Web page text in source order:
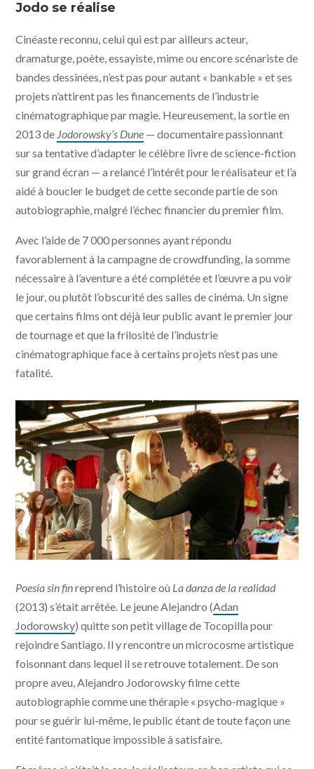
Jodo se réalise
Cinéaste reconnu, celui qui est par ailleurs acteur,
dramaturge, poète, essayiste, mime ou encore scénariste de
bandes dessinées, n’est pas pour autant « bankable » et ses
projets n’attirent pas les financements de l’industrie
cinématographique par magie. Heureusement, la sortie en
2013 de Jodorowsky’s Dune — documentaire passionnant
sur sa tentative d’adapter le célèbre livre de science-fiction
sur grand écran — a relancé l’intérêt pour le réalisateur et l’a
aidé à boucler le budget de cette seconde partie de son
autobiographie, malgré l’échec financier du premier film.
Avec l’aide de 7 000 personnes ayant répondu
favorablement à la campagne de crowdfunding, la somme
nécessaire à l’aventure a été complétée et l’œuvre a pu voir
le jour, ou plutôt l’obscurité des salles de cinéma. Un signe
que certains films ont déjà leur public avant le premier jour
de tournage et que la frilosité de l’industrie
cinématographique face à certains projets n’est pas une
fatalité.
Poesía sin finreprend l’histoire où La danza de la realidad
(2013) s’était arrêtée. Le jeune Alejandro (Adan
Jodorowsky) quitte son petit village de Tocopilla pour
rejoindre Santiago. Il y rencontre un microcosme artistique
foisonnant dans lequel il se retrouve totalement. De son
propre aveu, Alejandro Jodorowsky filme cette
autobiographie comme une thérapie « psycho-magique »
pour se guérir lui-même, le public étant de toute façon une
entité fantomatique impossible à satisfaire.